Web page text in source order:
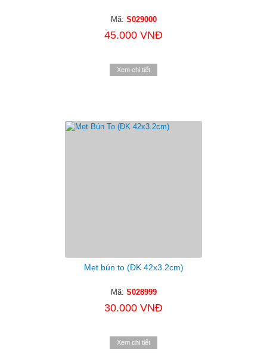
Mã: S029000
45.000 VNĐ
Xem chi tiết
Mẹt bún to (ĐK 42x3.2cm)
Mã: S028999
30.000 VNĐ
Xem chi tiết